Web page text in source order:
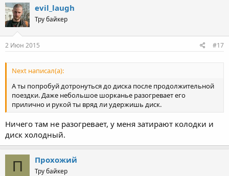
evil_laugh
Тру байкер
2 Июн 2015 #17
Next написал(а):
А ты попробуй дотронуться до диска после продолжительной
поездки. Даже небольшое шорканье разогревает его
прилично и рукой ты вряд ли удержишь диск.
Ничего там не разогревает, у меня затирают колодки и
диск холодный.
П Прохожий
Тру байкер